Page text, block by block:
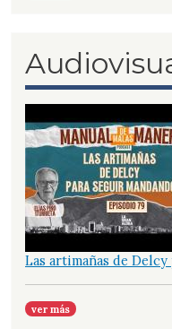
Las artimañas de
ver más